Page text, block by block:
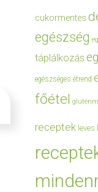
cukormentes
egészség
táplálkozás
egészséges étrend
főétel
receptek leves